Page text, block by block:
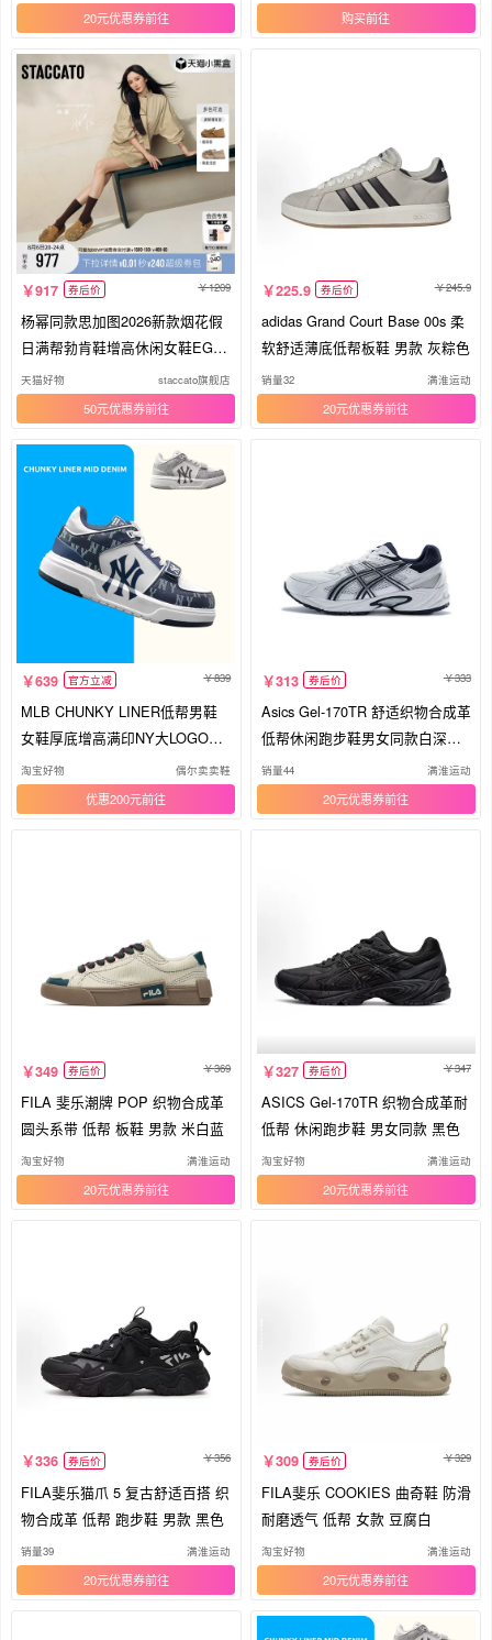
20元优惠券 购买
917 券后价 1209
杨幂同款思加图2026新款烟花假
日满帮勃肯鞋增高休闲女鞋EG12
1CM6
天猫好物 staccato旗舰店
50元优惠券
225.9 券后价 245.9
adidas Grand Court Base 00s 柔
软舒适薄底低帮板鞋 男款 灰粽色
销量32 满淮运动
20元优惠券
639 官方立减 839
MLB CHUNKY LINER低帮男鞋
女鞋厚底增高满印NY大LOGO魔
术贴学长鞋
淘宝好物 偶尔卖卖鞋
优惠200元
313 券后价 333
Asics Gel-170TR 舒适织物合成革
低帮休闲跑步鞋男女同款白深蓝
色
销量44 满淮运动
20元优惠券
349 券后价 369
FILA 斐乐潮牌 POP 织物合成革
圆头系带 低帮 板鞋 男款 米白蓝
淘宝好物 满淮运动
20元优惠券
327 券后价 347
ASICS Gel-170TR 织物合成革耐
低帮 休闲跑步鞋 男女同款 黑色
淘宝好物 满淮运动
20元优惠券
336 券后价 356
FILA斐乐猫爪 5 复古舒适百搭 织
物合成革 低帮 跑步鞋 男款 黑色
销量39 满淮运动
20元优惠券
309 券后价 329
FILA斐乐 COOKIES 曲奇鞋 防滑
耐磨透气 低帮 女款 豆腐白
淘宝好物 满淮运动
20元优惠券